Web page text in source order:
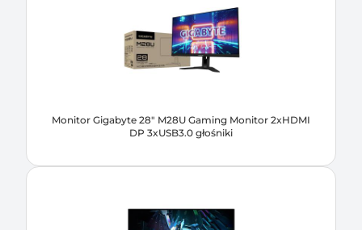
Monitor Gigabyte 28" M28U Gaming Monitor 2xHDMI
DP 3xUSB3.0 głośniki